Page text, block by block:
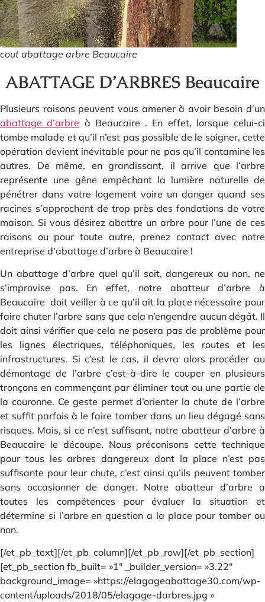
cout abattage arbre Beaucaire
ABATTAGE D’ARBRES Beaucaire
Plusieurs raisons peuvent vous amener à avoir besoin d’un
abattage d’arbre à Beaucaire . En effet, lorsque celui-ci
tombe malade et qu’il n’est pas possible de le soigner, cette
opération devient inévitable pour ne pas qu’il contamine les
autres. De même, en grandissant, il arrive que l’arbre
représente une gêne empêchant la lumière naturelle de
pénétrer dans votre logement voire un danger quand ses
racines s’approchent de trop près des fondations de votre
maison. Si vous désirez abattre un arbre pour l’une de ces
raisons ou pour toute autre, prenez contact avec notre
entreprise d’abattage d’arbre à Beaucaire !
Un abattage d’arbre quel qu’il soit, dangereux ou non, ne
s’improvise pas. En effet, notre abatteur d’arbre à
Beaucaire doit veiller à ce qu’il ait la place nécessaire pour
faire chuter l’arbre sans que cela n’engendre aucun dégât. Il
doit ainsi vérifier que cela ne posera pas de problème pour
les lignes électriques, téléphoniques, les routes et les
infrastructures. Si c’est le cas, il devra alors procéder au
démontage de l’arbre c’est-à-dire le couper en plusieurs
tronçons en commençant par éliminer tout ou une partie de
la couronne. Ce geste permet d’orienter la chute de l’arbre
et suffit parfois à le faire tomber dans un lieu dégagé sans
risques. Mais, si ce n’est suffisant, notre abatteur d’arbre à
Beaucaire le découpe. Nous préconisons cette technique
pour tous les arbres dangereux dont la place n’est pas
suffisante pour leur chute, c’est ainsi qu’ils peuvent tomber
sans occasionner de danger. Notre abatteur d’arbre a
toutes les compétences pour évaluer la situation et
détermine si l’arbre en question a la place pour tomber ou
non.
[/et_pb_text][/et_pb_column][/et_pb_row][/et_pb_section]
[et_pb_section fb_built= »1″ _builder_version= »3.22″
background_image= »https://elagageabattage30.com/wp-
content/uploads/2018/05/elagage-darbres.jpg »